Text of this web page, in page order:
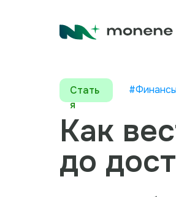
Стать
я
#Финансы
Как
до